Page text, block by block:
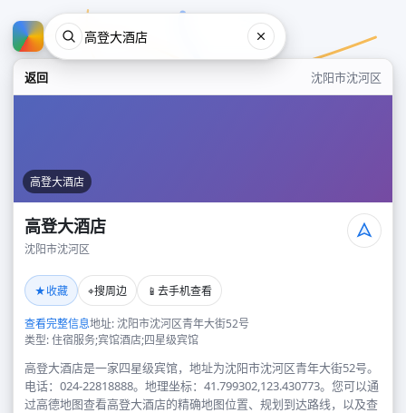
返回 沈阳市沈河区
高登大酒店
高登大酒店
沈阳市沈河区
★收藏 ⌖搜周边 📱 去手机查看
查看完整信息地址: 沈阳市沈河区青年大街52号
类型: 住宿服务;宾馆酒店;四星级宾馆
高登大酒店是一家四星级宾馆，地址为沈阳市沈河区青年大街52号。
电话：024-22818888。地理坐标：41.799302,123.430773。您可以通
过高德地图查看高登大酒店的精确地图位置、规划到达路线，以及查